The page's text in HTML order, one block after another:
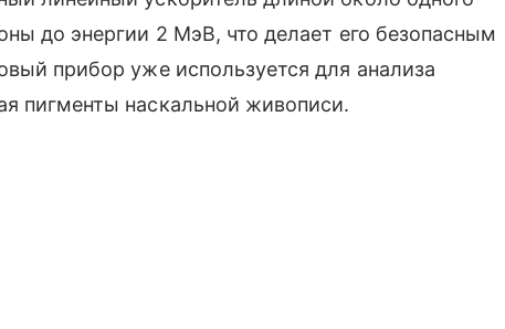
до энергии 2 МэВ, что делает его безопасным
прибор уже используется для анализа
пигменты наскальной живописи.